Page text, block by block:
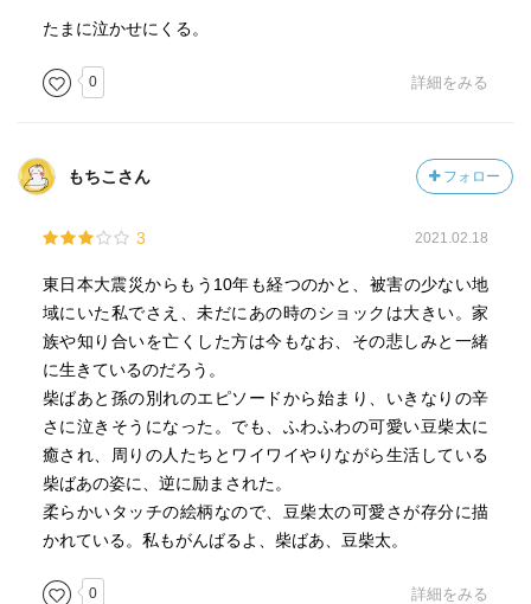
たまに泣かせにくる。
0 詳細をみる
もちこさん フォロー
3 2021.02.18
東日本大震災からもう10年も経つのかと、被害の少ない地
域にいた私でさえ、未だにあの時のショックは大きい。家
族や知り合いを亡くした方は今もなお、その悲しみと一緒
に生きているのだろう。
柴ばあと孫の別れのエピソードから始まり、いきなりの辛
さに泣きそうになった。でも、ふわふわの可愛い豆柴太に
癒され、周りの人たちとワイワイやりながら生活している
柴ばあの姿に、逆に励まされた。
柔らかいタッチの絵柄なので、豆柴太の可愛さが存分に描
かれている。私もがんばるよ、柴ばあ、豆柴太。
0 詳細をみる